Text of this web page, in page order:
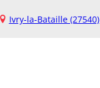
Ivry-la-Bataille (27540)